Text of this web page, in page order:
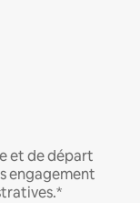
et de départ
engagement